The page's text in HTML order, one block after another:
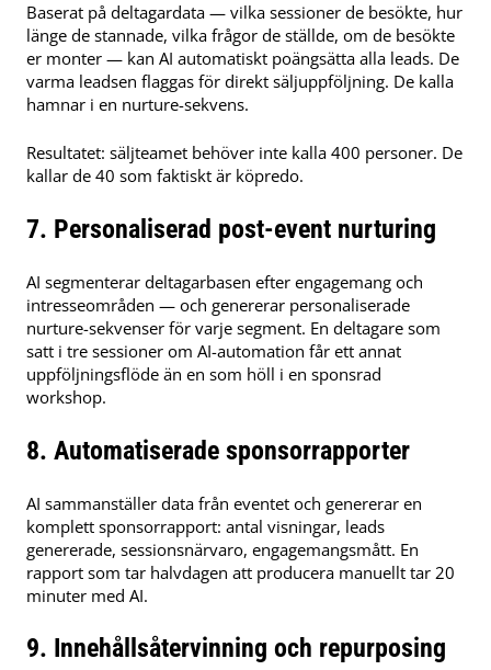
Baserat på deltagardata — vilka sessioner de besökte, hur
länge de stannade, vilka frågor de ställde, om de besökte
er monter — kan AI automatiskt poängsätta alla leads. De
varma leadsen flaggas för direkt säljuppföljning. De kalla
hamnar i en nurture-sekvens.
Resultatet: säljteamet behöver inte kalla 400 personer. De
kallar de 40 som faktiskt är köpredo.
7. Personaliserad post-event nurturing
AI segmenterar deltagarbasen efter engagemang och
intresseområden — och genererar personaliserade
nurture-sekvenser för varje segment. En deltagare som
satt i tre sessioner om AI-automation får ett annat
uppföljningsflöde än en som höll i en sponsrad
workshop.
8. Automatiserade sponsorrapporter
AI sammanställer data från eventet och genererar en
komplett sponsorrapport: antal visningar, leads
genererade, sessionsnärvaro, engagemangsmått. En
rapport som tar halvdagen att producera manuellt tar 20
minuter med AI.
9. Innehållsåtervinning och repurposing